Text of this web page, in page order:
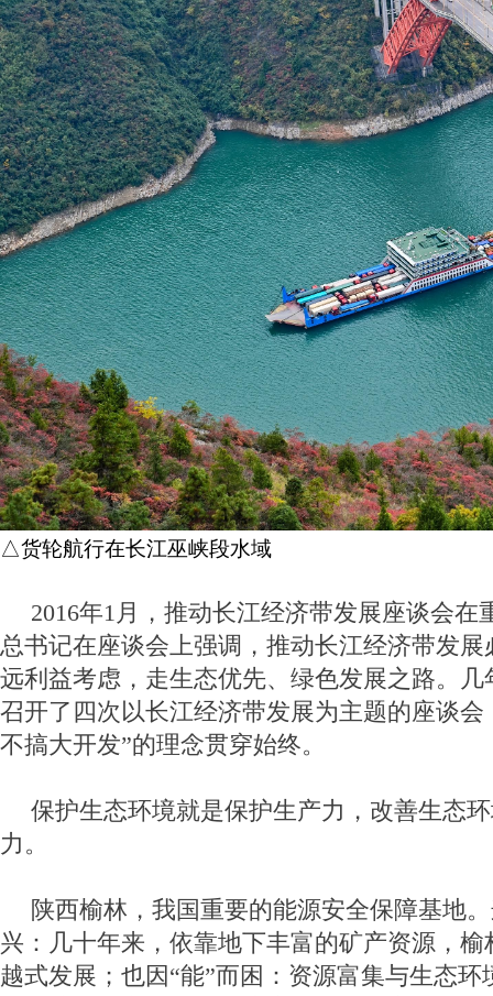
△货轮航行在长江巫峡段水域
2016年1月，推动长江经济带发展座谈会在
总书记在座谈会上强调，推动长江经济带发
远利益考虑，走生态优先、绿色发展之路。
召开了四次以长江经济带发展为主题的座谈会
不搞大开发”的理念贯穿始终。
保护生态环境就是保护生产力，改善生态
力。
陕西榆林，我国重要的能源安全保障基地
兴：几十年来，依靠地下丰富的矿产资源，
越式发展；也因“能”而困：资源富集与生态环